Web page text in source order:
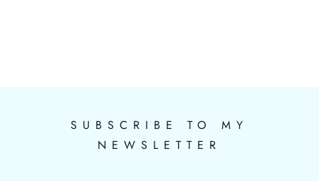
SUBSCRIBE TO MY
NEWSLETTER